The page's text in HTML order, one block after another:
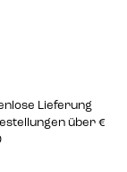
Lieferung
über €